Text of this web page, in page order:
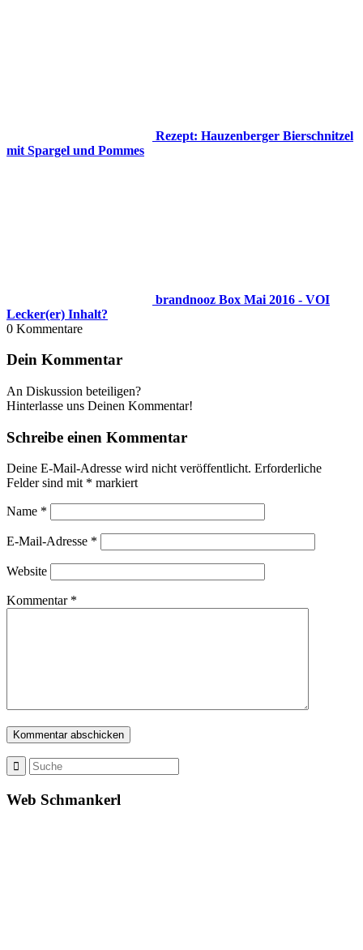
Rezept: Hauzenberger Bierschnitzel
mit Spargel und Pommes
brandnooz Box Mai 2016 - VOI
Lecker(er) Inhalt?
0 Kommentare
Dein Kommentar
An Diskussion beteiligen?
Hinterlasse uns Deinen Kommentar!
Schreibe einen Kommentar
Deine E-Mail-Adresse wird nicht veröffentlicht. Erforderliche
Felder sind mit * markiert
Name *
E-Mail-Adresse *
Website
Kommentar *
Web Schmankerl